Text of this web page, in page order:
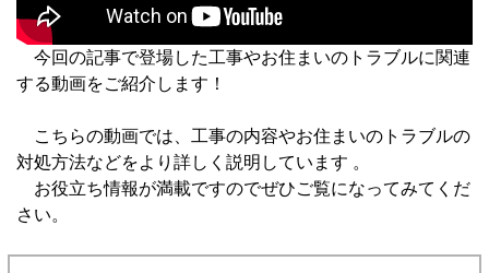
今回の記事で登場した工事やお住まいのトラブルに関連
する動画をご紹介します！
こちらの動画では、工事の内容やお住まいのトラブルの
対処方法などをより詳しく説明しています 。
お役立ち情報が満載ですのでぜひご覧になってみてくだ
さい。